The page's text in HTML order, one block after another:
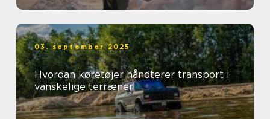
03. september 2025
Hvordan køretøjer håndterer transport i
vanskelige terræner